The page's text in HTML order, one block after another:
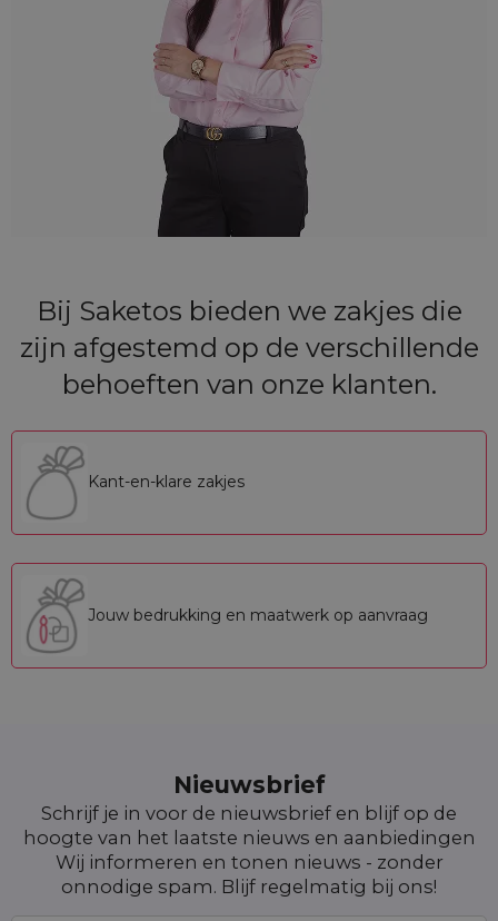
Bij Saketos bieden we zakjes die
zijn afgestemd op de verschillende
behoeften van onze klanten.
Kant-en-klare zakjes
Jouw bedrukking en maatwerk op aanvraag
Nieuwsbrief
Schrijf je in voor de nieuwsbrief en blijf op de
hoogte van het laatste nieuws en aanbiedingen
Wij informeren en tonen nieuws - zonder
onnodige spam. Blijf regelmatig bij ons!